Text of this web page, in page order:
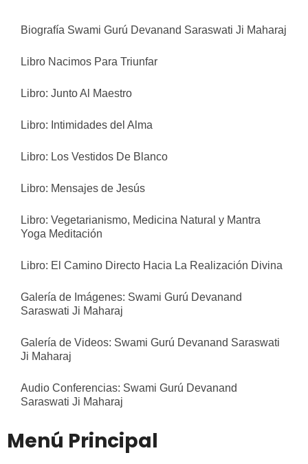
Biografía Swami Gurú Devanand Saraswati Ji Maharaj
Libro Nacimos Para Triunfar
Libro: Junto Al Maestro
Libro: Intimidades del Alma
Libro: Los Vestidos De Blanco
Libro: Mensajes de Jesús
Libro: Vegetarianismo, Medicina Natural y Mantra
Yoga Meditación
Libro: El Camino Directo Hacia La Realización Divina
Galería de Imágenes: Swami Gurú Devanand
Saraswati Ji Maharaj
Galería de Videos: Swami Gurú Devanand Saraswati
Ji Maharaj
Audio Conferencias: Swami Gurú Devanand
Saraswati Ji Maharaj
Menú Principal